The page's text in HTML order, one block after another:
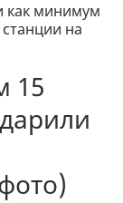
как минимум
на
15